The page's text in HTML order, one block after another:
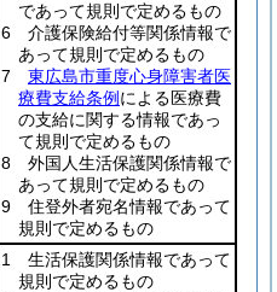
であって規則で定めるもの
6 介護保険給付等関係情報で
あって規則で定めるもの
7 東広島市重度心身障害者医
療費支給条例 による医療費
の支給に関する情報であっ
て規則で定めるもの
8 外国人生活保護関係情報で
あって規則で定めるもの
9 住登外者宛名情報であって
規則で定めるもの
1 生活保護関係情報であって
規則で定めるもの